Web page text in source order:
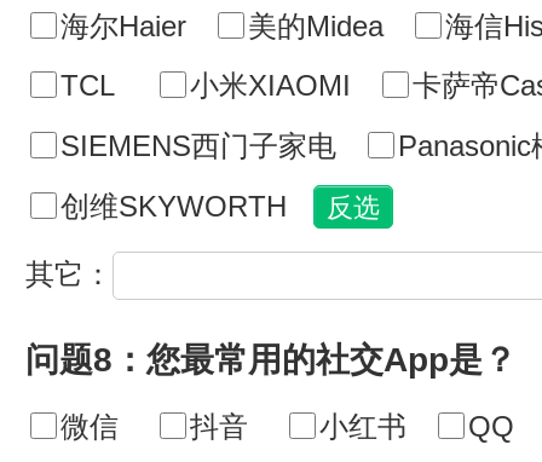
海尔Haier 美的Midea
海信
TCL
小米XIAOMI
卡萨帝
SIEMENS西门子家电
Panasonic
创维SKYWORTH
其它：
问题8：您最常用的社交App是？
微信 抖音 小红书
QQ